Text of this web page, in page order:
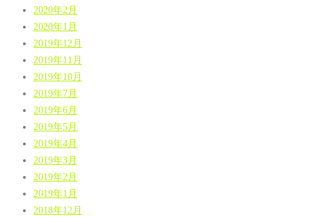
2020年2月
2020年1月
2019年12月
2019年11月
2019年10月
2019年7月
2019年6月
2019年5月
2019年4月
2019年3月
2019年2月
2019年1月
2018年12月